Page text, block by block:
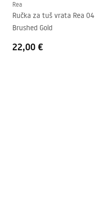
Tehnologija premazivanja
Razmak priključaka
Jamstvo
shower_set.pdf
Rea
Ručka za tuš vrata Rea 04
Brushed Gold
22,00 €